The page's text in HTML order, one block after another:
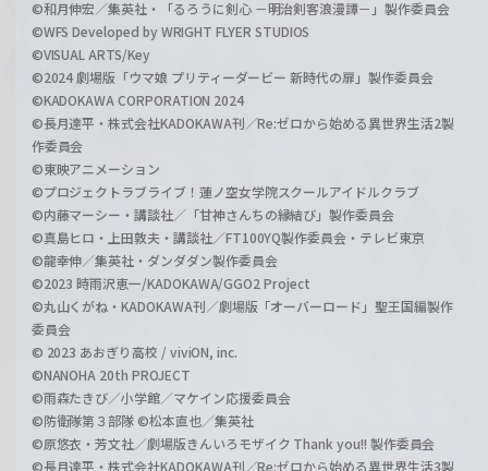
©和月伸宏／集英社・「るろうに剣心 －明治剣客浪漫譚－」製作委員会
©WFS Developed by WRIGHT FLYER STUDIOS
©VISUAL ARTS/Key
©2024 劇場版「ウマ娘 プリティーダービー 新時代の扉」製作委員会
©KADOKAWA CORPORATION 2024
©長月達平・株式会社KADOKAWA刊／Re:ゼロから始める異世界生活2製
作委員会
©東映アニメーション
©プロジェクトラブライブ！蓮ノ空女学院スクールアイドルクラブ
©内藤マーシー・講談社／「甘神さんちの縁結び」製作委員会
©真島ヒロ・上田敦夫・講談社／FT100YQ製作委員会・テレビ東京
©龍幸伸／集英社・ダンダダン製作委員会
©2023 時雨沢恵一/KADOKAWA/GGO2 Project
©丸山くがね・KADOKAWA刊／劇場版「オーバーロード」聖王国編製作
委員会
© 2023 あおぎり高校 / viviON, inc.
©NANOHA 20th PROJECT
©雨森たきび／小学館／マケイン応援委員会
©防衛隊第３部隊 ©松本直也／集英社
©原悠衣・芳文社／劇場版きんいろモザイク Thank you!! 製作委員会
©長月達平・株式会社KADOKAWA刊／Re:ゼロから始める異世界生活3製